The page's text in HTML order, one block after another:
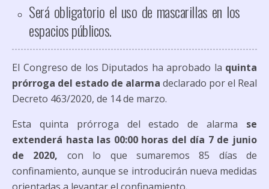
Será obligatorio el uso de mascarillas en los
espacios públicos.
El Congreso de los Diputados ha aprobado la quinta
prórroga del estado de alarma declarado por el Real
Decreto 463/2020, de 14 de marzo.
Esta quinta prórroga del estado de alarma se
extenderá hasta las 00:00 horas del día 7 de junio
de 2020, con lo que sumaremos 85 días de
confinamiento, aunque se introducirán nueva medidas